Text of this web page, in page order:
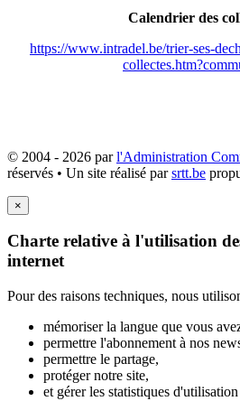
Calendrier des
https://www.intradel.be/trier-ses-
© 2004 - 2026 parl'Administration
réservés • Un site réalisé parsrtt.be
×
Charte relative à l'utilisation
internet
Pour des raisons techniques, nous
mémoriser la langue que vous
permettre l'abonnement à nos
permettre le partage,
protéger notre site,
et gérer les statistiques